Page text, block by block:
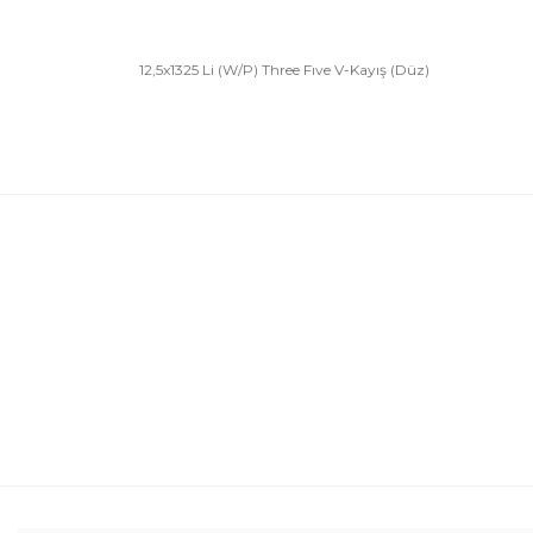
12,5x1325 Li (W/P) Three Fıve V-Kayış (Düz)